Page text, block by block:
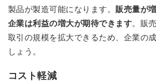
製品が製造可能になります。 販売量が
企業は利益の増大が期待できます。販
取引の規模を拡大できるため、企業の
しょう。
コスト軽減